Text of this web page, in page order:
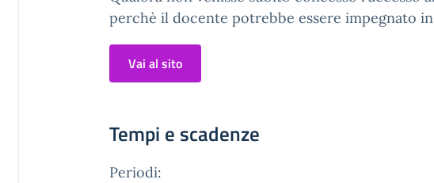
perchè il docente potrebbe essere impegnato
Vai al sito
Tempi e scadenze
Periodi: